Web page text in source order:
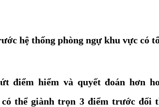
hệ thống phòng ngự khu vực có
điểm hiểm và quyết đoán hơn
thể giành trọn 3 điểm trước đối